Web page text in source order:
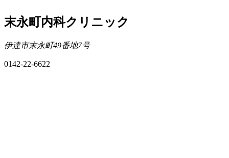
末永町内科クリニック
伊達市末永町49番地7号
0142-22-6622